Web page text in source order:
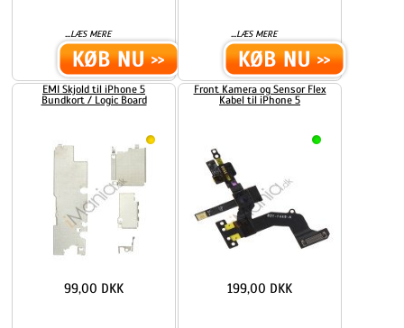
...LÆS MERE ...LÆS MERE
EMI Skjold til iPhone 5
Bundkort / Logic Board
99,00 DKK
Front Kamera og Sensor Flex
Kabel til iPhone 5
199,00 DKK